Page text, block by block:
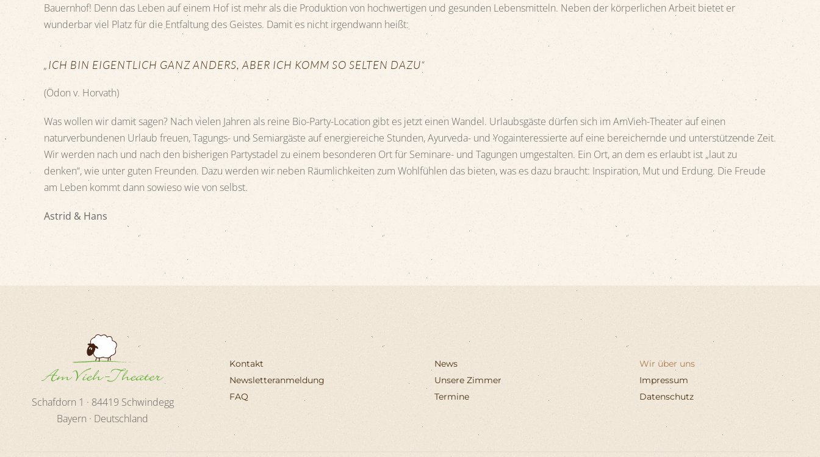
Bauernhof! Denn das Leben auf einem Hof ist mehr als die Produktion von hochwertigen und gesunden Lebensmitteln. Neben der körperlichen Arbeit bietet er
wunderbar viel Platz für die Entfaltung des Geistes. Damit es nicht irgendwann heißt:
„ICH BIN EIGENTLICH GANZ ANDERS, ABER ICH KOMM SO SELTEN DAZU“
(Ödon v. Horvath)
Was wollen wir damit sagen? Nach vielen Jahren als reine Bio-Party-Location gibt es jetzt einen Wandel. Urlaubsgäste dürfen sich im AmVieh-Theater auf einen
naturverbundenen Urlaub freuen, Tagungs- und Semiargäste auf energiereiche Stunden, Ayurveda- und Yogainteressierte auf eine bereichernde und unterstützende Zeit.
Wir werden nach und nach den bisherigen Partystadel zu einem besonderen Ort für Seminare- und Tagungen umgestalten. Ein Ort, an dem es erlaubt ist „laut zu
denken“, wie unter guten Freunden. Dazu werden wir neben Räumlichkeiten zum Wohlfühlen das bieten, was es dazu braucht: Inspiration, Mut und Erdung. Die Freude
am Leben kommt dann sowieso wie von selbst.
Astrid & Hans
Schafdorn 1 · 84419 Schwindegg
Bayern · Deutschland
Kontakt
Newsletteranmeldung
FAQ
News
Unsere Zimmer
Termine
Wir über uns
Impressum
Datenschutz